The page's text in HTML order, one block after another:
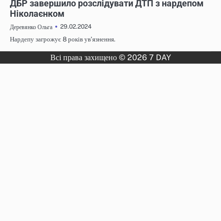
ДБР завершило розслідувати ДТП з нардепом
Ніколаєнком
Деревянко Ольга
29.02.2024
Нардепу загрожує 8 років увʼязнення.
Всі права захищено © 2026 7 DAY